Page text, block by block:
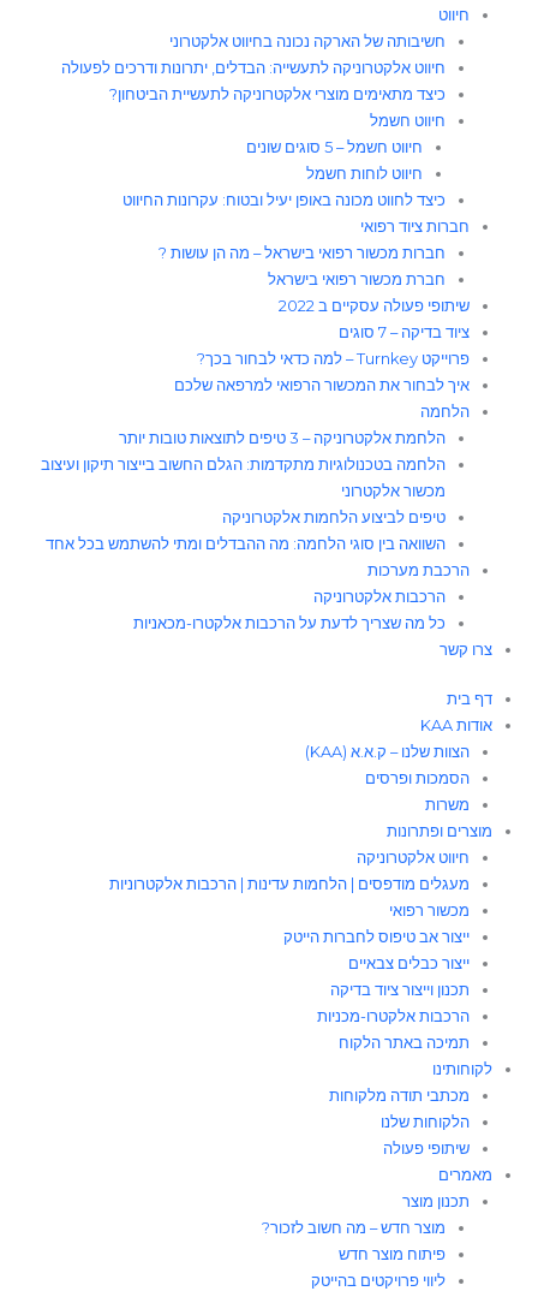
חיווט
חשיבותה של הארקה נכונה בחיווט אלקטרוני
חיווט אלקטרוניקה לתעשייה: הבדלים, יתרונות ודרכים לפעולה
כיצד מתאימים מוצרי אלקטרוניקה לתעשיית הביטחון?
חיווט חשמל
חיווט חשמל – 5 סוגים שונים
חיווט לוחות חשמל​
כיצד לחווט מכונה באופן יעיל ובטוח: עקרונות החיווט
חברות ציוד רפואי
חברות מכשור רפואי בישראל – מה הן עושות ?
חברת מכשור רפואי בישראל
שיתופי פעולה עסקיים ב 2022
ציוד בדיקה – 7 סוגים
פרוייקט Turnkey – למה כדאי לבחור בכך?
איך לבחור את המכשור הרפואי למרפאה שלכם
הלחמה
הלחמת אלקטרוניקה – 3 טיפים לתוצאות טובות יותר
הלחמה בטכנולוגיות מתקדמות: הגלם החשוב בייצור תיקון ועיצוב
מכשור אלקטרוני
טיפים לביצוע הלחמות אלקטרוניקה
השוואה בין סוגי הלחמה: מה ההבדלים ומתי להשתמש בכל אחד
הרכבת מערכות
הרכבות אלקטרוניקה
כל מה שצריך לדעת על הרכבות אלקטרו-מכאניות
צרו קשר
דף בית
אודות KAA
הצוות שלנו – ק.א.א (KAA)
הסמכות ופרסים
משרות
מוצרים ופתרונות
חיווט אלקטרוניקה
מעגלים מודפסים | הלחמות עדינות | הרכבות אלקטרוניות
מכשור רפואי
ייצור אב טיפוס לחברות הייטק
ייצור כבלים צבאיים
תכנון וייצור ציוד בדיקה
הרכבות אלקטרו-מכניות
תמיכה באתר הלקוח
לקוחותינו
מכתבי תודה מלקוחות
הלקוחות שלנו
שיתופי פעולה
מאמרים
תכנון מוצר
מוצר חדש – מה חשוב לזכור?
פיתוח מוצר חדש
ליווי פרויקטים בהייטק